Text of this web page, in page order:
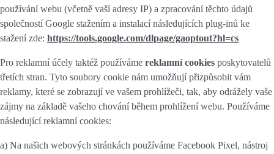
používání webu (včetně vaší adresy IP) a zpracování těchto údajů
společností Google stažením a instalací následujících plug-inů ke
stažení zde: https://tools.google.com/dlpage/gaoptout?hl=cs
Pro reklamní účely taktéž používáme reklamní cookies poskytovatelů
třetích stran. Tyto soubory cookie nám umožňují přizpůsobit vám
reklamy, které se zobrazují ve vašem prohlížeči, tak, aby odrážely vaše
zájmy na základě vašeho chování během prohlížení webu. Používáme
následující reklamní cookies:
a) Na našich webových stránkách používáme Facebook Pixel, nástroj